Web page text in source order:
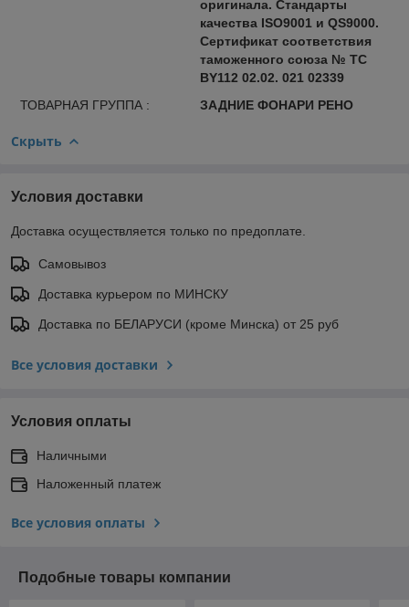
оригинала. Стандарты
качества ISO9001 и QS9000.
Сертификат соответствия
таможенного союза № ТС
BY112 02.02. 021 02339
ТОВАРНАЯ ГРУППА :
ЗАДНИЕ ФОНАРИ РЕНО
Скрыть
Условия доставки
Доставка осуществляется только по предоплате.
Самовывоз
Доставка курьером по МИНСКУ
Доставка по БЕЛАРУСИ (кроме Минска) от 25 руб
Все условия доставки
Условия оплаты
Наличными
Наложенный платеж
Все условия оплаты
Подобные товары компании